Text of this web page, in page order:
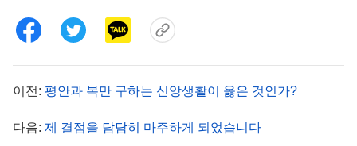
해해서는 안 된다는 것이다. 하나님은 네 자질이 좋
다고 해서 너를 높게 보지 않으며, 네 자질이 부족하
다고 해서 너를 싫어하거나 혐오하지 않는다. 하나님
이 혐오하는 것은 무엇이냐? 사람이 진리를 사랑하
지 않고 진리를 받아들이지 않는 것을 혐오하고, 사
이전: 평안과 복만 구하는 신앙생활이 옳은 것인가?
다음: 제 결점을 담담히 마주하게 되었습니다